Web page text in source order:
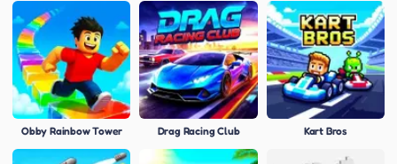
Obby Rainbow Tower Drag Racing Club Kart Bros